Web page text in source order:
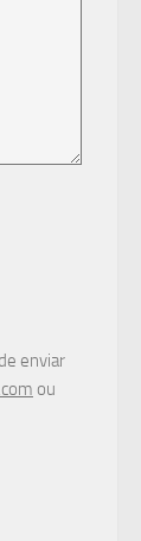
enviar
ou